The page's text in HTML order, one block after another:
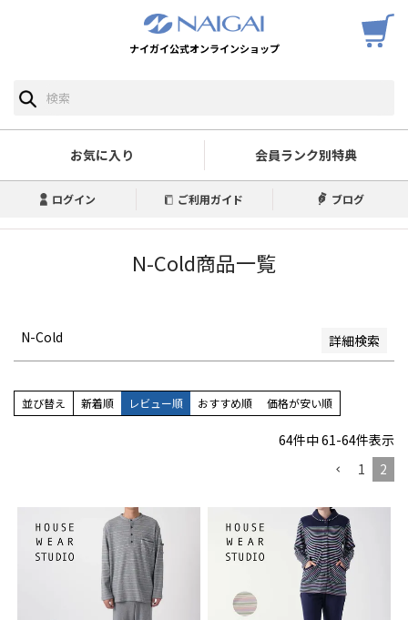
ナイガイ公式オンラインショップ
お気に入り 会員ランク別特典
ログイン ご利用ガイド ブログ
N-Cold商品一覧
N-Cold 詳細検索
並び順
新着順
価格が高い順
優先度順
キーワードヒット順
並び替え 新着順 レビュー順 おすすめ順 価格が安い順
64件中61-64件表示
1
2